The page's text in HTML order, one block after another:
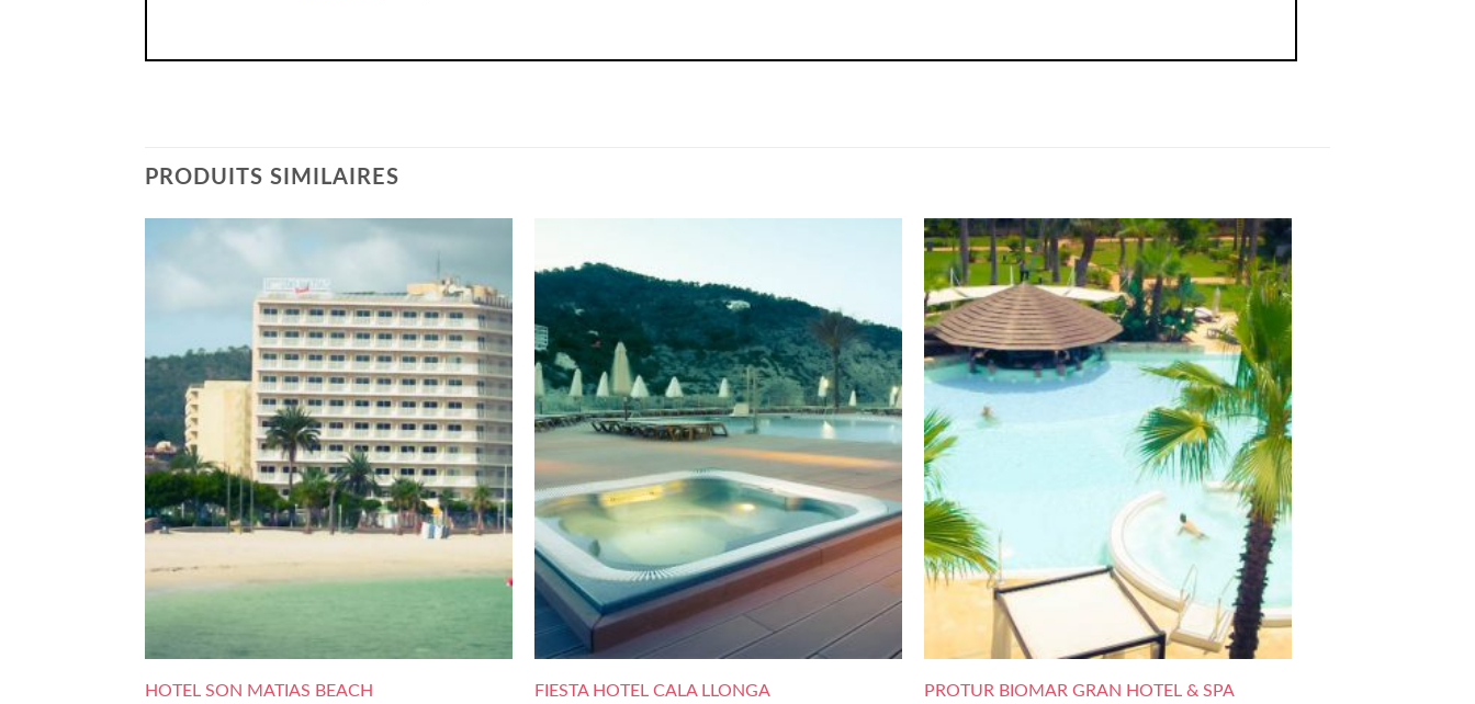
PRODUITS SIMILAIRES
HOTEL SON MATIAS BEACH FIESTA HOTEL CALA LLONGA PROTUR BIOMAR GRAN HOTEL & SPA